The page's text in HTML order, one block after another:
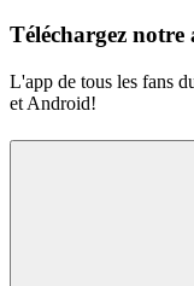
Téléchargez notre
L'app de tous les fans
et Android!